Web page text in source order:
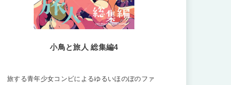
小鳥と旅人 総集編4
旅する青年少女コンビによるゆるいほのぼのファ